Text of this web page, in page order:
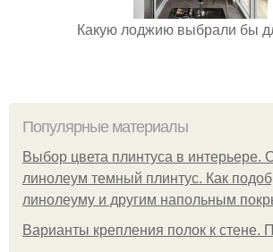
Какую лоджию выбрали бы
Популярные материалы
Выбор цвета плинтуса в интерьере.
линолеум темный плинтус. Как
линолеуму и другим напольным
Варианты крепления полок к стене.